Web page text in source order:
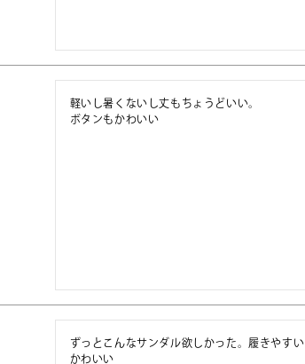
軽いし暑くないし丈もちょうどいい。
ボタンもかわいい
ずっとこんなサンダル欲しかった。履きやすい
かわいい